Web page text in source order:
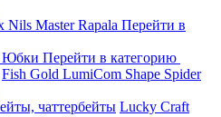
Nils MasterRapala Перейти в
Юбки Перейти в категорию
Fish Gold LumiCom Shape Spider
чаттербейты Lucky Craft